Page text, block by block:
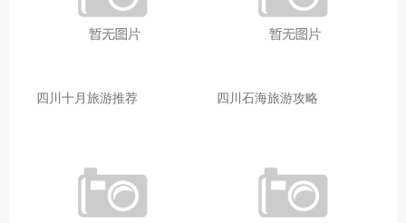
四川十月旅游推荐 四川石海旅游攻略